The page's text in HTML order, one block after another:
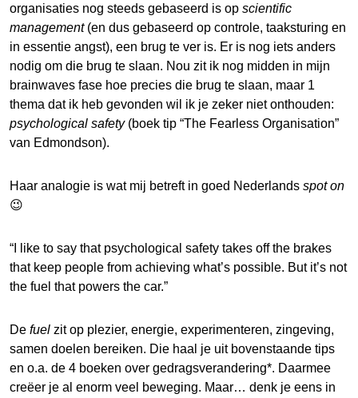
organisaties nog steeds gebaseerd is op scientific
management(en dus gebaseerd op controle, taaksturing en
in essentie angst), een brug te ver is. Er is nog iets anders
nodig om die brug te slaan. Nou zit ik nog midden in mijn
brainwaves fase hoe precies die brug te slaan, maar 1
thema dat ik heb gevonden wil ik je zeker niet onthouden:
psychological safety(boek tip “The Fearless Organisation”
van Edmondson).
Haar analogie is wat mij betreft in goed Nederlands spot on
😉
“I like to say that psychological safety takes off the brakes
that keep people from achieving what’s possible. But it’s not
the fuel that powers the car.”
De fuel zit op plezier, energie, experimenteren, zingeving,
samen doelen bereiken. Die haal je uit bovenstaande tips
en o.a. de 4 boeken over gedragsverandering*. Daarmee
creëer je al enorm veel beweging. Maar… denk je eens in